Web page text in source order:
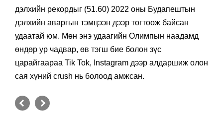
дэлхийн рекордыг (51.60) 2022 оны Будапештын
дэлхийн аваргын тэмцээн дээр тогтоож байсан
удаатай юм. Мөн энэ удаагийн Олимпын наадамд
өндөр ур чадвар, өв тэгш бие болон зүс
царайгаараа Tik Tok, Instagram дээр алдаршиж олон
сая хүний crush нь болоод амжсан.